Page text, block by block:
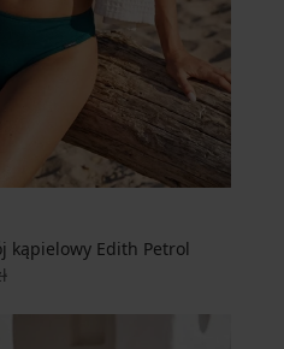
kąpielowy Edith Petrol
cena